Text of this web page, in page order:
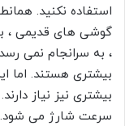
استفاده نکنید.
گوشی های قدیمی ،
، به سرانجام نمی
بیشتری هستند. اما
بیشتری نیز نیاز
سرعت شارژ می شود.